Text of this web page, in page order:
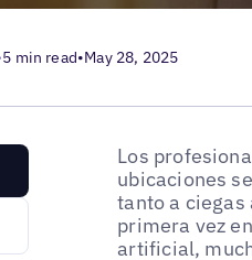
5 min read•May 28, 2025
Los
ubicaciones
tanto a ciegas
primera vez
artificial,